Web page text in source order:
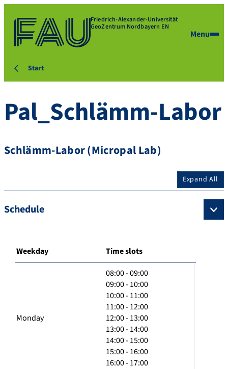
Friedrich-Alexander-Universität
GeoZentrum Nordbayern EN
Menu
Start
Pal_Schlämm-Labor
Schlämm-Labor (Micropal Lab)
Expand All
Schedule
Weekday Time slots
Monday
08:00 - 09:00
09:00 - 10:00
10:00 - 11:00
11:00 - 12:00
12:00 - 13:00
13:00 - 14:00
14:00 - 15:00
15:00 - 16:00
16:00 - 17:00